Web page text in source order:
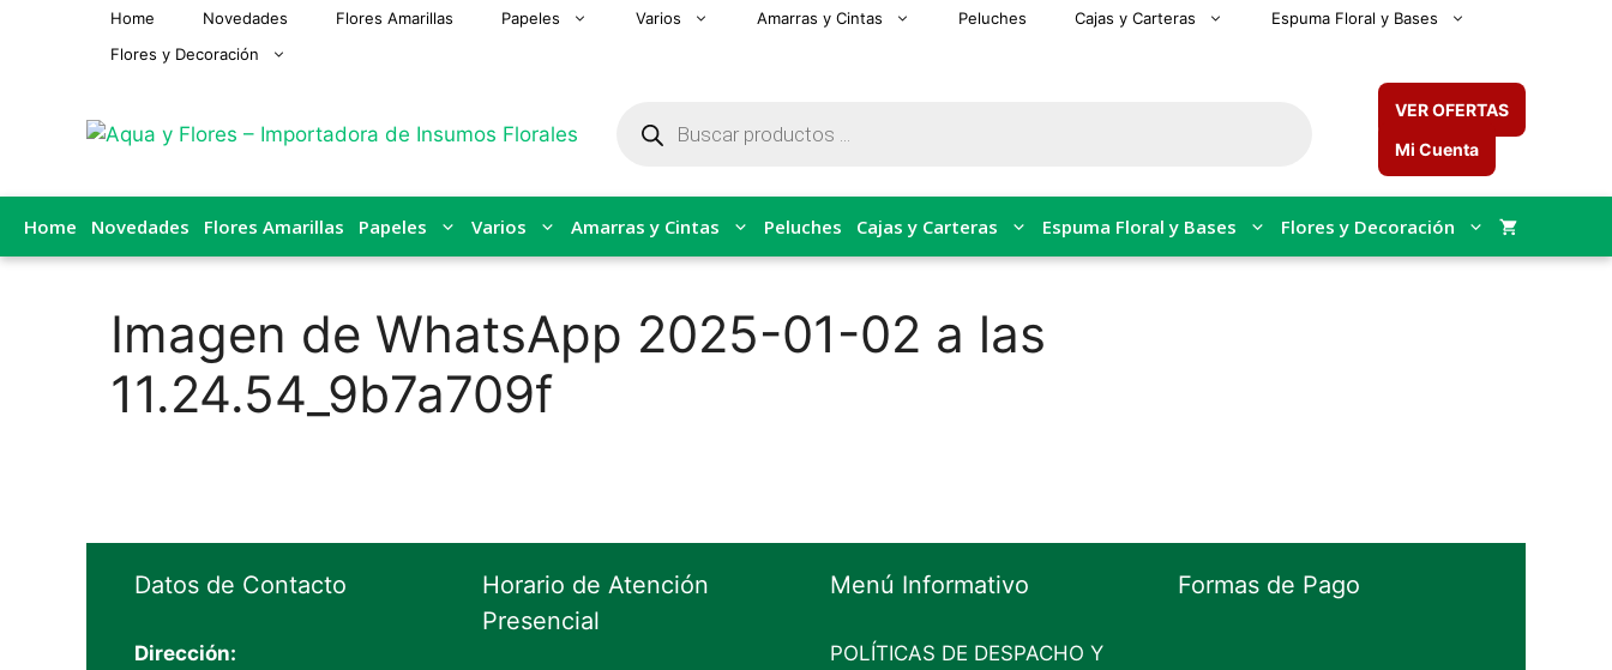
Home Novedades Flores Amarillas Papeles Varios Amarras y Cintas Peluches Cajas y Carteras
Espuma Floral y Bases
Flores y Decoración
productos
VER OFERTAS
Mi Cuenta
Home Novedades Flores Amarillas Papeles Varios Amarras y Cintas Peluches Cajas y Carteras Espuma Floral y Bases Flores y Decoración
Imagen de WhatsApp 2025-01-02 a las
11.24.54_9b7a709f
Datos de Contacto
Dirección:
Horario de Atención
Presencial
Menú Informativo
POLÍTICAS DE DESPACHO Y
Formas de Pago